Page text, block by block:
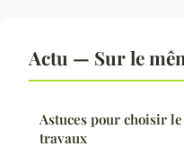
Actu — Sur le
Astuces pour choisir
travaux